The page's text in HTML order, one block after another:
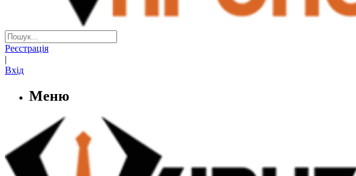
Реєстрація
|
Вхід
Меню